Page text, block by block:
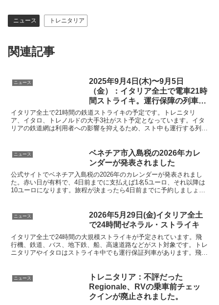
ニュース トレニタリア
関連記事
ニュース
2025年9月4日(木)〜9月5日
（金）：イタリア全土で電車21時
間ストライキ。運行保障の列車の
一覧あり
イタリア全土で21時間の鉄道ストライキの予定です。トレニタリ
ア、イタロ、トレノルドの大手3社がスト予定となっています。イタ
リアの鉄道網は利用者への影響を抑えるため、スト中も運行する列車
ニュース
ベネチア市入島税の2026年カレ
ンダーが発表されました
公式サイトでベネチア入島税の2026年のカレンダーが発表されまし
た。赤い日が有料で、4日前までに支払えば1名5ユーロ、それ以降は
10ユーロになります。旅程が決まったら4日前までに予約しましょ
ニュース
2026年5月29日(金)イタリア全土
で24時間ゼネラル・ストライキ
イタリア全土で24時間の大規模ストライキが予定されています。飛
行機、鉄道、バス、地下鉄、船、高速道路などがスト対象です。トレ
ニタリアやイタロはストライキ中でも運行保証列車があります。飛行
ニュース
トレニタリア：不評だった
Regionale、RVの乗車前チェッ
クインが廃止されました。